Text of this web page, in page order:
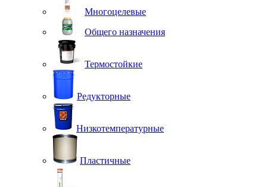
Многоцелевые
Общего назначения
Термостойкие
Редукторные
Низкотемпературные
Пластичные